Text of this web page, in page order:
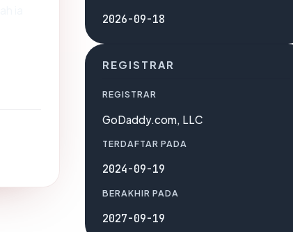
2026-09-18
REGISTRAR
REGISTRAR
GoDaddy.com, LLC
TERDAFTAR PADA
2024-09-19
BERAKHIR PADA
2027-09-19